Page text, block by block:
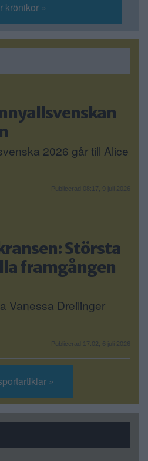
krönikor »
2026 går till Alice
Publicerad 08:17, 9 juli 2026
Största
framgången
Vanessa Dreilinger
Publicerad 17:02, 6 juli 2026
»